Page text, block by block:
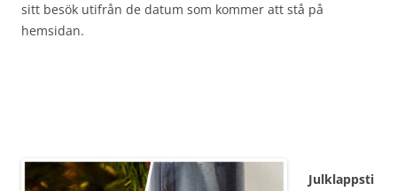
sitt besök utifrån de datum som kommer att stå på
hemsidan.
Julklappsti